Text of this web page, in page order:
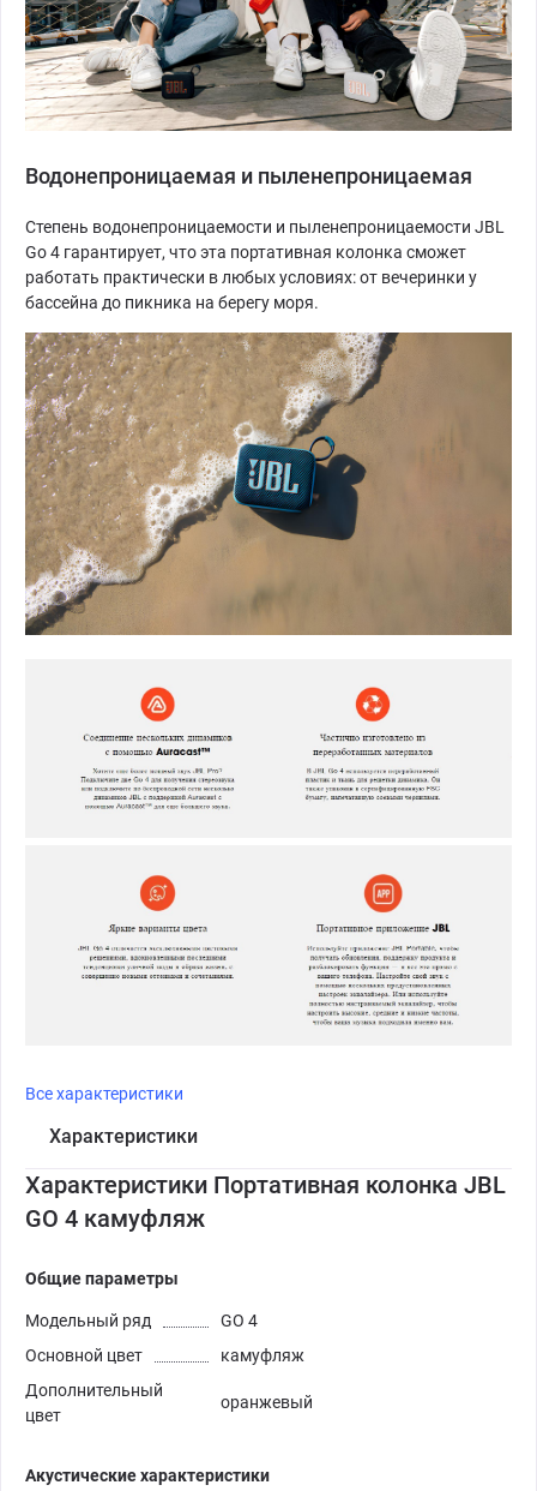
Водонепроницаемая и пыленепроницаемая
Степень водонепроницаемости и пыленепроницаемости JBL
Go 4 гарантирует, что эта портативная колонка сможет
работать практически в любых условиях: от вечеринки у
бассейна до пикника на берегу моря.
Все характеристики
Характеристики
Характеристики Портативная колонка JBL
GO 4 камуфляж
Общие параметры
Модельный ряд
GO 4
Основной цвет
камуфляж
Дополнительный
цвет
оранжевый
Акустические характеристики